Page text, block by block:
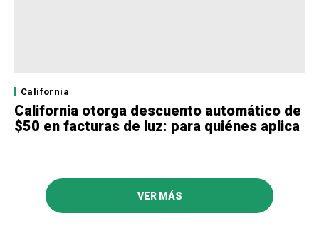
California
California otorga descuento automático de
$50 en facturas de luz: para quiénes aplica
VER MÁS